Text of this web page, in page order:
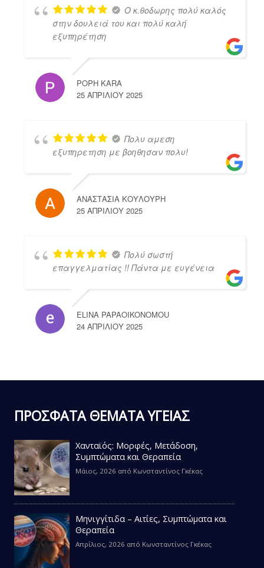
Ο κ.θοδωρης πολύ καλός
στην δουλειά του και πολύ καλή
εξυπηρέτηση
POPH KARA
25 ΑΠΡΙΛΊΟΥ 2025
Πολυ αμεση
εξυπηρετηση με βοηθησαν πολυ!
ΑΝΑΣΤΑΣΙΑ ΚΟΥΛΟΥΡΗ
25 ΑΠΡΙΛΊΟΥ 2025
Πολύ σωστή
επαγγελματίας !! Πάντα με ευγένεια
ELINA PAPAOIKONOMOU
24 ΑΠΡΙΛΊΟΥ 2025
ΠΡΟΣΦΑΤΑ ΘΕΜΑΤΑ ΥΓΕΙΑΣ
Χανταϊός: Μορφές, Μετάδοση,
Συμπτώματα και Θεραπεία
Μάιος, 2026 από Κωνσταντίνος Γκέκας
Μηνιγγίτιδα – Αιτίες, Συμπτώματα και
Θεραπεία
Απρίλιος, 2026 από Κωνσταντίνος Γκέκας